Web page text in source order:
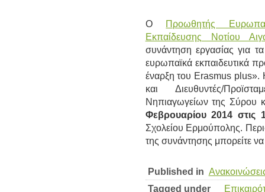
Ο Προωθητής
Εκπαίδευσης Νοτίου
συνάντηση εργασίας για
ευρωπαϊκά εκπαιδευτικά
έναρξη του Erasmus plus».
και Διευθυντές/
Νηπιαγωγείων της Σύρου
Φεβρουαρίου 2014 στις
Σχολείου Ερμούπολης.
της συνάντησης μπορείτε να
Published in
Tagged under